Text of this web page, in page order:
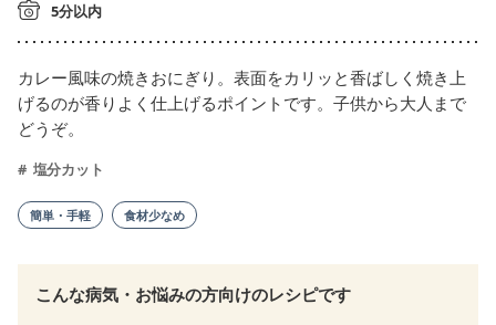
5分以内
カレー風味の焼きおにぎり。表面をカリッと香ばしく焼き上
げるのが香りよく仕上げるポイントです。子供から大人まで
どうぞ。
塩分カット
簡単・手軽 食材少なめ
こんな病気・お悩みの方向けのレシピです